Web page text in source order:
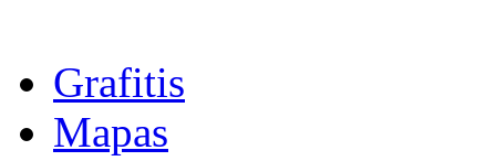
Grafitis
Mapas